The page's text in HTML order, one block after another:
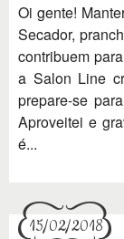
Oi gente!
Secador,
contribuem
a Salon Line
prepare-se
Aproveitei e
é...
15/02/2018